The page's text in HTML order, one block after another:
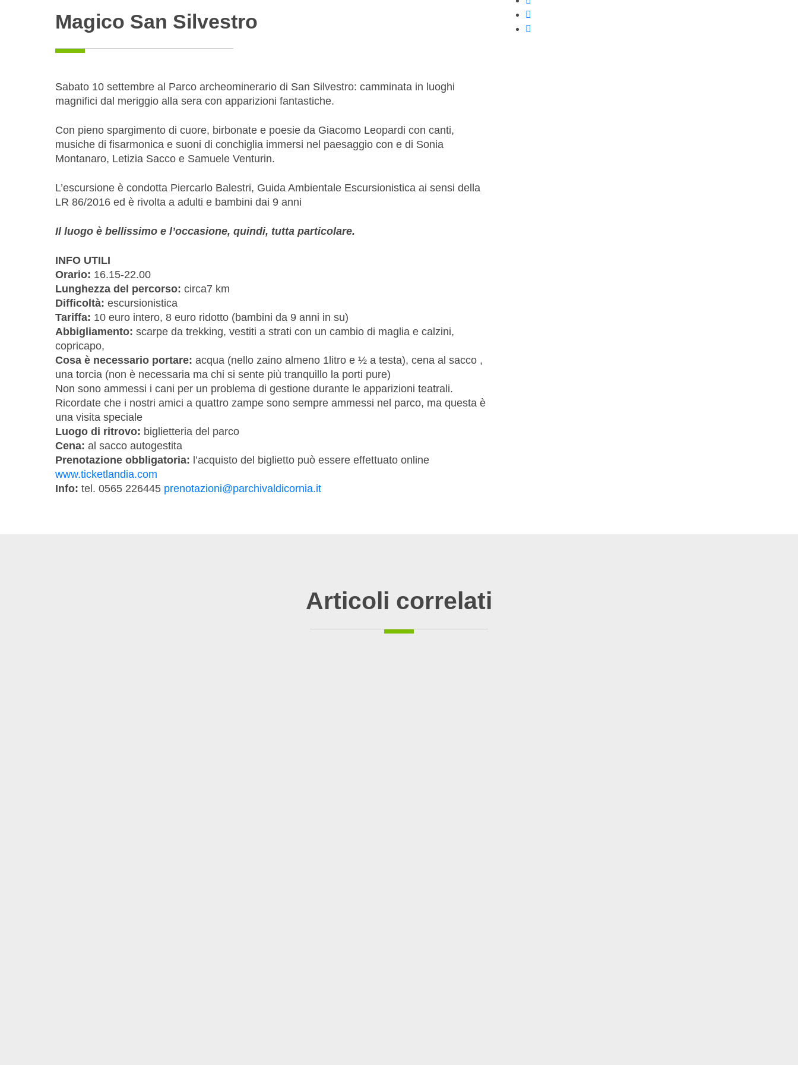
Magico San Silvestro
Sabato 10 settembre al Parco archeominerario di San Silvestro: camminata in luoghi
magnifici dal meriggio alla sera con apparizioni fantastiche.
Con pieno spargimento di cuore, birbonate e poesie da Giacomo Leopardi con canti,
musiche di fisarmonica e suoni di conchiglia immersi nel paesaggio con e di Sonia
Montanaro, Letizia Sacco e Samuele Venturin.
L’escursione è condotta Piercarlo Balestri, Guida Ambientale Escursionistica ai sensi della
LR 86/2016 ed è rivolta a adulti e bambini dai 9 anni
Il luogo è bellissimo e l’occasione, quindi, tutta particolare.
INFO UTILI
Orario: 16.15-22.00
Lunghezza del percorso: circa7 km
Difficoltà: escursionistica
Tariffa: 10 euro intero, 8 euro ridotto (bambini da 9 anni in su)
Abbigliamento: scarpe da trekking, vestiti a strati con un cambio di maglia e calzini,
copricapo,
Cosa è necessario portare: acqua (nello zaino almeno 1litro e ½ a testa), cena al sacco ,
una torcia (non è necessaria ma chi si sente più tranquillo la porti pure)
Non sono ammessi i cani per un problema di gestione durante le apparizioni teatrali.
Ricordate che i nostri amici a quattro zampe sono sempre ammessi nel parco, ma questa è
una visita speciale
Luogo di ritrovo: biglietteria del parco
Cena: al sacco autogestita
Prenotazione obbligatoria: l’acquisto del biglietto può essere effettuato online
www.ticketlandia.com
Info: tel. 0565 226445 prenotazioni@parchivaldicornia.it
Articoli correlati